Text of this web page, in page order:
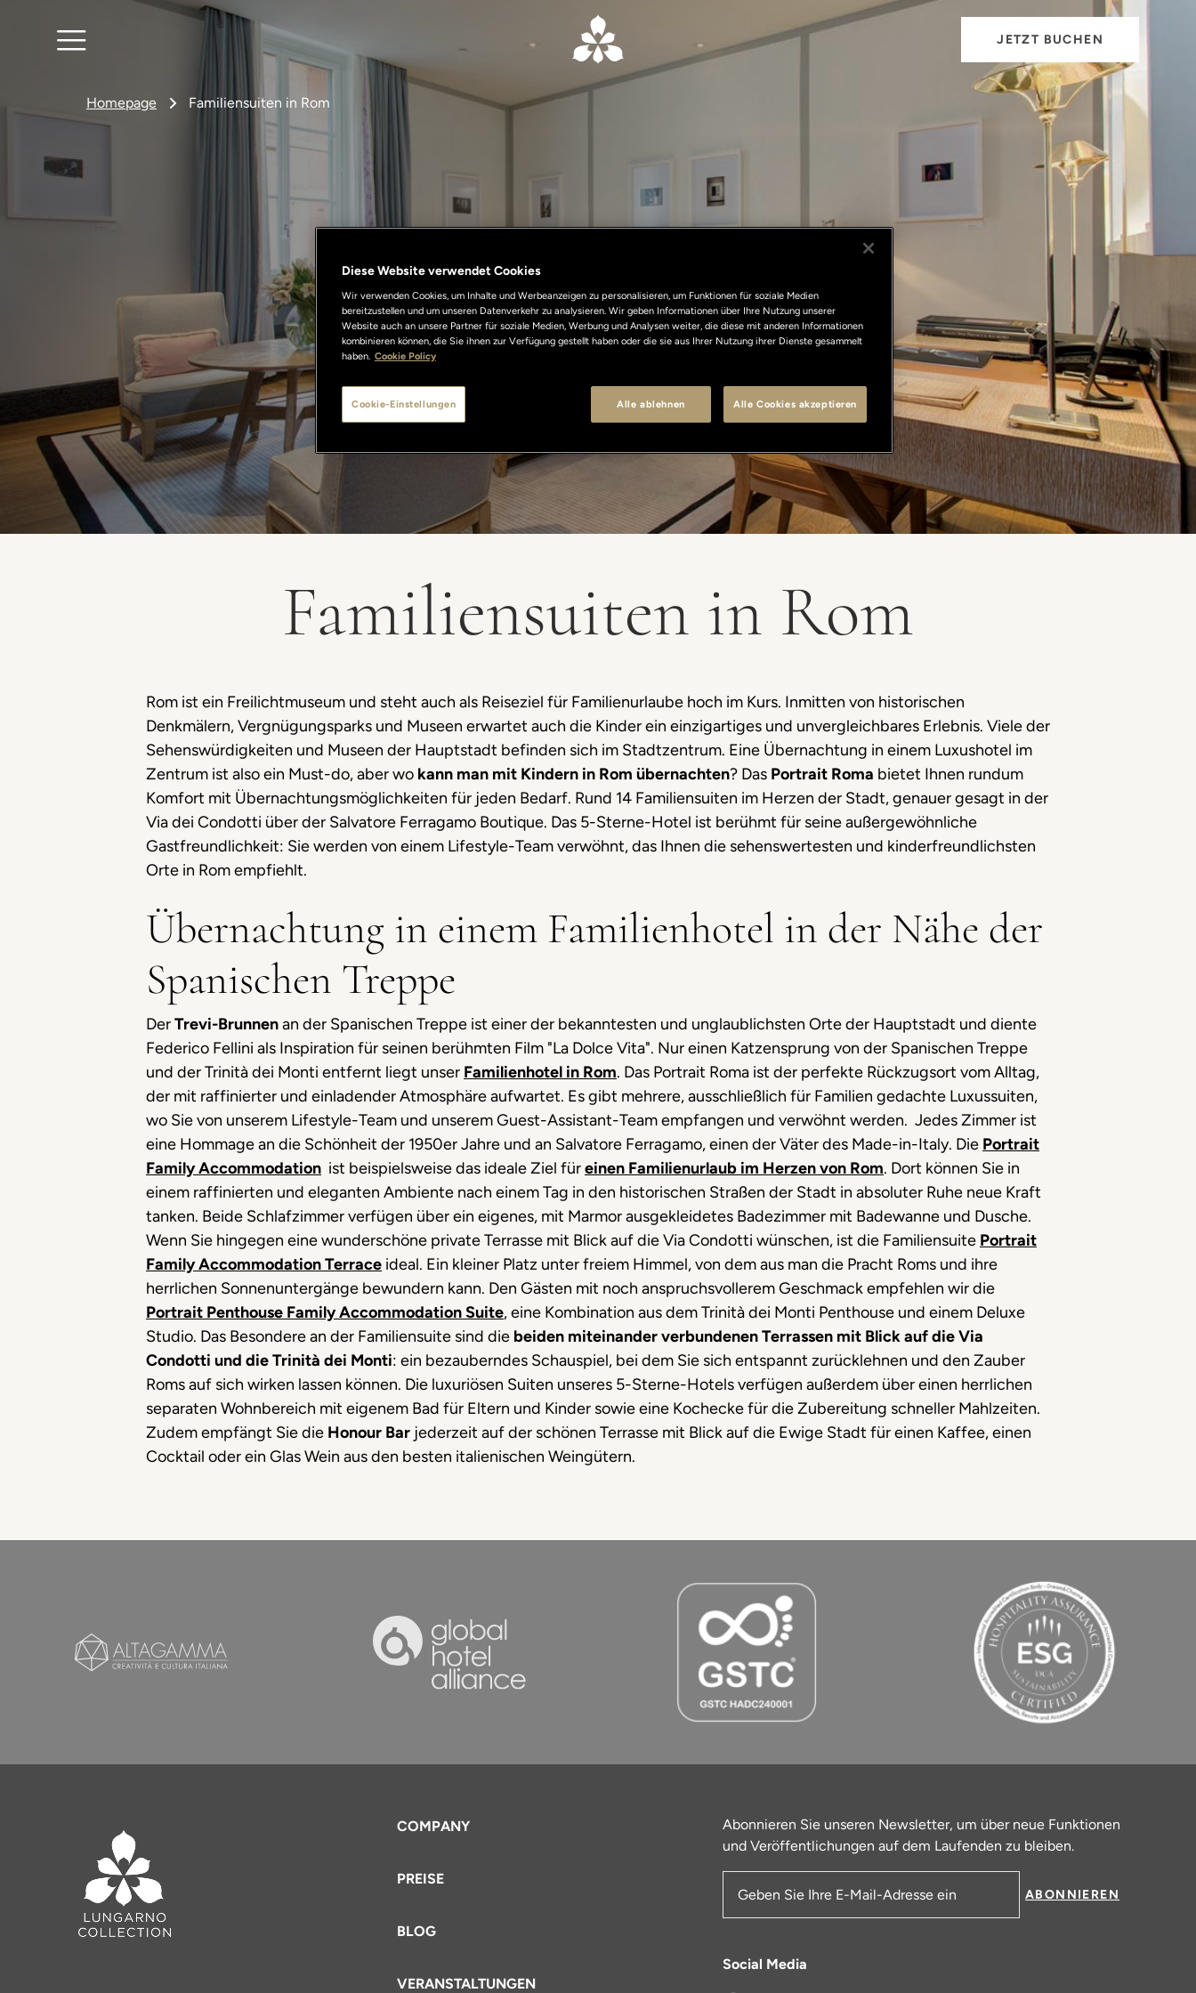
JETZT BUCHEN
Homepage Familiensuiten in Rom
Familiensuiten in Rom
Rom ist ein Freilichtmuseum und steht auch als Reiseziel für Familienurlaube hoch im Kurs. Inmitten von historischen
Denkmälern, Vergnügungsparks und Museen erwartet auch die Kinder ein einzigartiges und unvergleichbares Erlebnis. Viele der
Sehenswürdigkeiten und Museen der Hauptstadt befinden sich im Stadtzentrum. Eine Übernachtung in einem Luxushotel im
Zentrum ist also ein Must-do, aber wo kann man mit Kindern in Rom übernachten? Das Portrait Roma bietet Ihnen rundum
Komfort mit Übernachtungsmöglichkeiten für jeden Bedarf. Rund 14 Familiensuiten im Herzen der Stadt, genauer gesagt in der
Via dei Condotti über der Salvatore Ferragamo Boutique. Das 5-Sterne-Hotel ist berühmt für seine außergewöhnliche
Gastfreundlichkeit: Sie werden von einem Lifestyle-Team verwöhnt, das Ihnen die sehenswertesten und kinderfreundlichsten
Orte in Rom empfiehlt.
Übernachtung in einem Familienhotel in der Nähe der
Spanischen Treppe
DerTrevi-Brunnenan der Spanischen Treppe ist einer der bekanntesten und unglaublichsten Orte der Hauptstadt und diente
Federico Fellini als Inspiration für seinen berühmten Film "La Dolce Vita". Nur einen Katzensprung von der Spanischen Treppe
und der Trinità dei Monti entfernt liegt unser Familienhotel in Rom. Das Portrait Roma ist der perfekte Rückzugsort vom Alltag,
der mit raffinierter und einladender Atmosphäre aufwartet. Es gibt mehrere, ausschließlich für Familien gedachte Luxussuiten,
wo Sie von unserem Lifestyle-Team und unserem Guest-Assistant-Team empfangen und verwöhnt werden. Jedes Zimmer ist
eine Hommage an die Schönheit der 1950er Jahre und an Salvatore Ferragamo, einen der Väter des Made-in-Italy. Die Portrait
Family Accommodation ist beispielsweise das ideale Ziel füreinen Familienurlaub im Herzen von Rom. Dort können Sie in
einem raffinierten und eleganten Ambiente nach einem Tag in den historischen Straßen der Stadt in absoluter Ruhe neue Kraft
tanken. Beide Schlafzimmer verfügen über ein eigenes, mit Marmor ausgekleidetes Badezimmer mit Badewanne und Dusche.
Wenn Sie hingegen eine wunderschöne private Terrasse mit Blick auf die Via Condotti wünschen, ist die Familiensuite Portrait
Family Accommodation Terrace ideal. Ein kleiner Platz unter freiem Himmel, von dem aus man die Pracht Roms und ihre
herrlichen Sonnenuntergänge bewundern kann. Den Gästen mit noch anspruchsvollerem Geschmack empfehlen wir die
Portrait Penthouse Family Accommodation Suite, eine Kombination aus dem Trinità dei Monti Penthouse und einem Deluxe
Studio. Das Besondere an der Familiensuite sind die beiden miteinander verbundenen Terrassen mit Blick auf die Via
Condotti und die Trinità dei Monti: ein bezauberndes Schauspiel, bei dem Sie sich entspannt zurücklehnen und den Zauber
Roms auf sich wirken lassen können. Die luxuriösen Suiten unseres 5-Sterne-Hotels verfügen außerdem über einen herrlichen
separaten Wohnbereich mit eigenem Bad für Eltern und Kinder sowie eine Kochecke für die Zubereitung schneller Mahlzeiten.
Zudem empfängt Sie die Honour Bar jederzeit auf der schönen Terrasse mit Blick auf die Ewige Stadt für einen Kaffee, einen
Cocktail oder ein Glas Wein aus den besten italienischen Weingütern.
COMPANY
PREISE
BLOG
VERANSTALTUNGEN
Abonnieren Sie unseren Newsletter, um über neue Funktionen
und Veröffentlichungen auf dem Laufenden zu bleiben.
E-Mail-Adresse
ABONNIEREN
Social Media
Diese Website verwendet Cookies
Wir verwenden Cookies, um Inhalte und Werbeanzeigen zu personalisieren, um Funktionen für soziale Medien
bereitzustellen und um unseren Datenverkehr zu analysieren. Wir geben Informationen über Ihre Nutzung unserer
Website auch an unsere Partner für soziale Medien, Werbung und Analysen weiter, die diese mit anderen Informationen
kombinieren können, die Sie ihnen zur Verfügung gestellt haben oder die sie aus Ihrer Nutzung ihrer Dienste gesammelt
haben. Cookie Policy
Alle ablehnen Alle Cookies akzeptieren
Cookie-Einstellungen